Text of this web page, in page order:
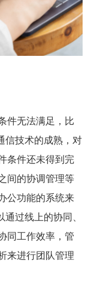
件无法满足，比
信技术的成熟，对
条件还未得到完
间的协调管理等
公功能的系统来
过线上的协同、
同工作效率，管
来进行团队管理